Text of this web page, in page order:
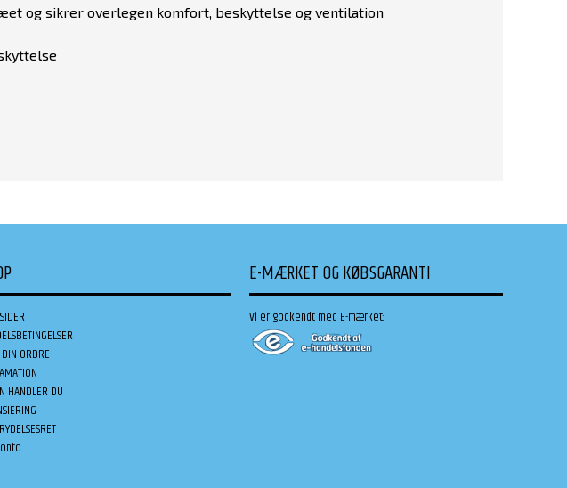
og sikrer overlegen komfort, beskyttelse og ventilation
ORDRE
HANDLER DU
E-MÆRKET OG KØBSGARANTI
Vi er godkendt med E-mærket: